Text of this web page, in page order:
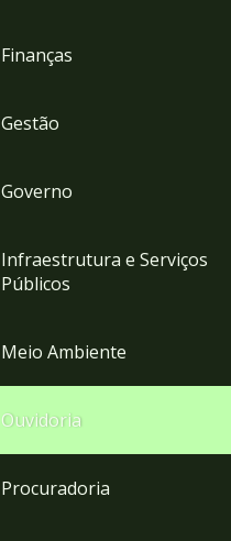
Finanças
Gestão
Governo
Infraestrutura e Serviços
Públicos
Meio Ambiente
Ouvidoria
Procuradoria